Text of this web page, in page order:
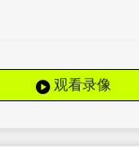
观看录像